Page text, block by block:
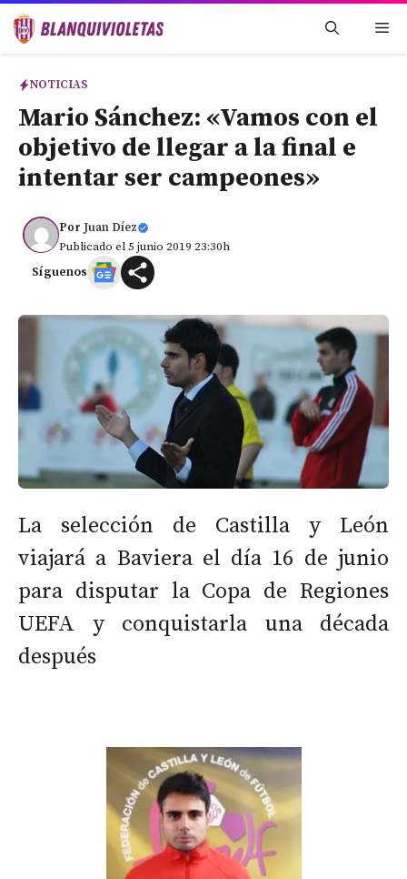
Saltar
NOTICIAS
Mario Sánchez: «Vamos con el
objetivo de llegar a la final e
intentar ser campeones»
Por Juan Díez
Publicado el 5 junio 2019 23:30h
Síguenos
La selección de Castilla y León
viajará a Baviera el día 16 de junio
para disputar la Copa de Regiones
UEFA y conquistarla una década
después